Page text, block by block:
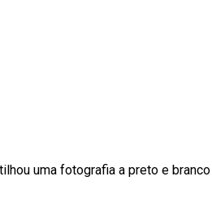
uma fotografia a preto e branco